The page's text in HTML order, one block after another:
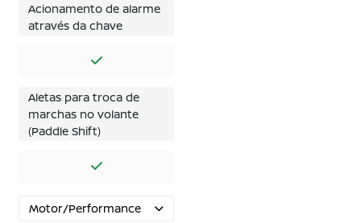
Acionamento de alarme
através da chave
Aletas para troca de
marchas no volante
(Paddle Shift)
Motor/Performance